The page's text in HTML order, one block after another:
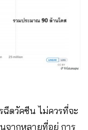
ฉีดวัคซีน ไม่ควรที่จะ
จากหลายที่อยู่ การ